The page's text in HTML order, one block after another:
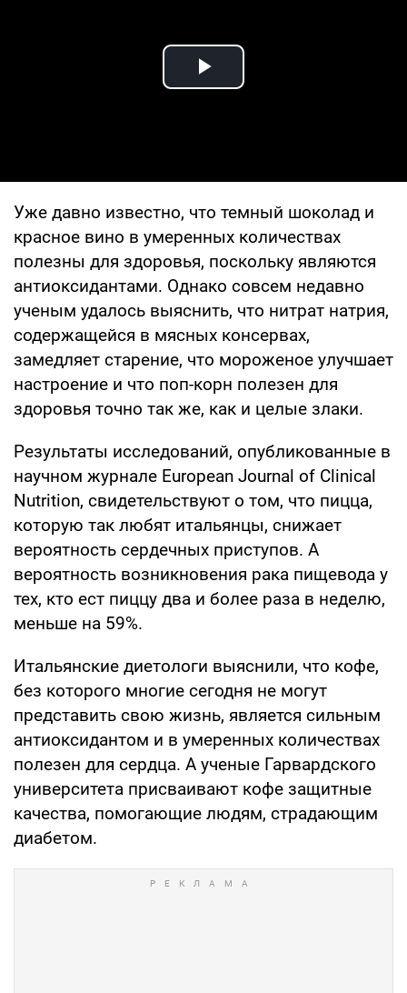
Play Video
Уже давно известно, что темный шоколад и
красное вино в умеренных количествах
полезны для здоровья, поскольку являются
антиоксидантами. Однако совсем недавно
ученым удалось выяснить, что нитрат натрия,
содержащейся в мясных консервах,
замедляет старение, что мороженое улучшает
настроение и что поп-корн полезен для
здоровья точно так же, как и целые злаки.
Результаты исследований, опубликованные в
научном журнале European Journal of Clinical
Nutrition, свидетельствуют о том, что пицца,
которую так любят итальянцы, снижает
вероятность сердечных приступов. А
вероятность возникновения рака пищевода у
тех, кто ест пиццу два и более раза в неделю,
меньше на 59%.
Итальянские диетологи выяснили, что кофе,
без которого многие сегодня не могут
представить свою жизнь, является сильным
антиоксидантом и в умеренных количествах
полезен для сердца. А ученые Гарвардского
университета присваивают кофе защитные
качества, помогающие людям, страдающим
диабетом.